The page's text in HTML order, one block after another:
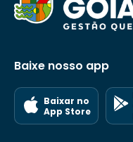
Baixe nosso app
Baixar no
App Store